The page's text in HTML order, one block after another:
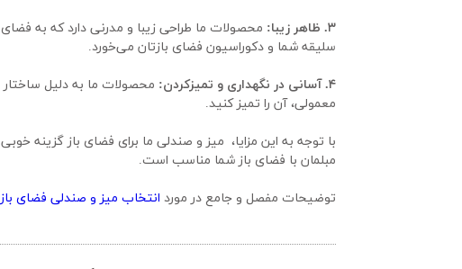
۳. ظاهر زیبا:
سلیقه شما و دکوراسیون فضای بازتان می‌خورد.
۴. آسانی در نگهداری و تمیزکردن:
معمولی، آن را تمیز کنید.
مبلمان با فضای باز شما مناسب است.
توضیحات مفصل و جامع در مورد انتخاب میز و صندلی فضای باز